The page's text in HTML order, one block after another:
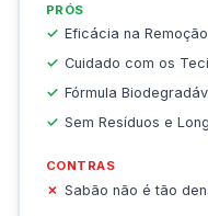
PRÓS
Eficácia na
Cuidado com os
Fórmula
Sem Resíduos e
CONTRAS
Sabão não é tão